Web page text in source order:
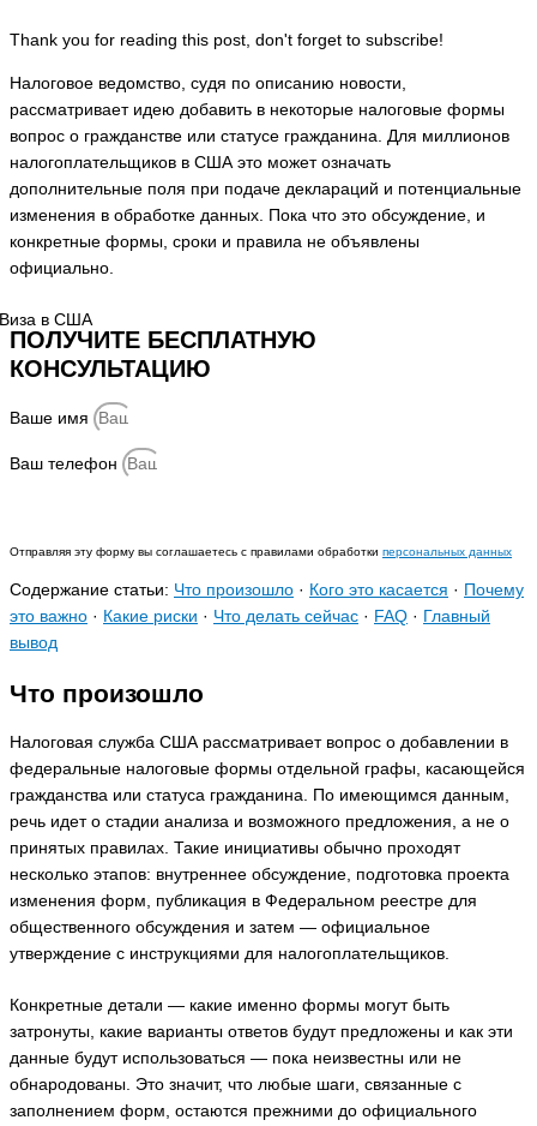
Thank you for reading this post, don't forget to subscribe!
Налоговое ведомство, судя по описанию новости,
рассматривает идею добавить в некоторые налоговые формы
вопрос о гражданстве или статусе гражданина. Для миллионов
налогоплательщиков в США это может означать
дополнительные поля при подаче деклараций и потенциальные
изменения в обработке данных. Пока что это обсуждение, и
конкретные формы, сроки и правила не объявлены
официально.
ПОЛУЧИТЕ БЕСПЛАТНУЮ
КОНСУЛЬТАЦИЮ
Ваше имя
Ваш телефон
Отправляя эту форму вы соглашаетесь с правилами обработки персональных данных
Содержание статьи: Что произошло · Кого это касается · Почему
это важно · Какие риски · Что делать сейчас · FAQ · Главный
вывод
Что произошло
Налоговая служба США рассматривает вопрос о добавлении в
федеральные налоговые формы отдельной графы, касающейся
гражданства или статуса гражданина. По имеющимся данным,
речь идет о стадии анализа и возможного предложения, а не о
принятых правилах. Такие инициативы обычно проходят
несколько этапов: внутреннее обсуждение, подготовка проекта
изменения форм, публикация в Федеральном реестре для
общественного обсуждения и затем — официальное
утверждение с инструкциями для налогоплательщиков.
Конкретные детали — какие именно формы могут быть
затронуты, какие варианты ответов будут предложены и как эти
данные будут использоваться — пока неизвестны или не
обнародованы. Это значит, что любые шаги, связанные с
заполнением форм, остаются прежними до официального